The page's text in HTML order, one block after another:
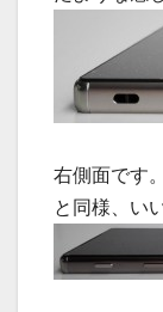
右側面です
と同様、い